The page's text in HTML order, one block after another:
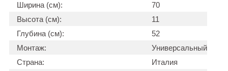
Ширина (см):
70
Высота (см):
11
Глубина (см):
52
Монтаж:
Универсальный
Страна:
Италия